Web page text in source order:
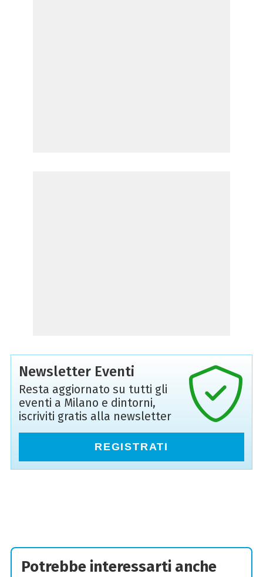
Newsletter Eventi
Resta aggiornato su tutti gli
eventi a Milano e dintorni,
iscriviti gratis alla newsletter
REGISTRATI
Potrebbe interessarti anche